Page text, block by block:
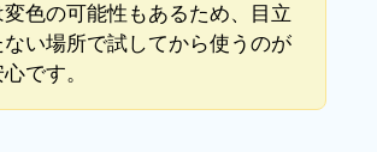
変色の可能性もあるため、目立
ない場所で試してから使うのが
です。